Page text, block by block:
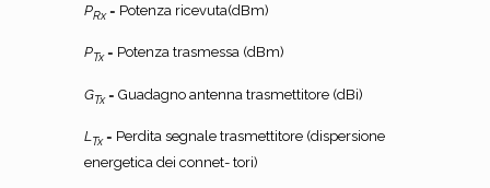
PRx = Potenza ricevuta(dBm)
PTx = Potenza trasmessa (dBm)
GTx = Guadagno antenna trasmettitore (dBi)
LTx = Perdita segnale trasmettitore (dispersione
energetica dei connet- tori)